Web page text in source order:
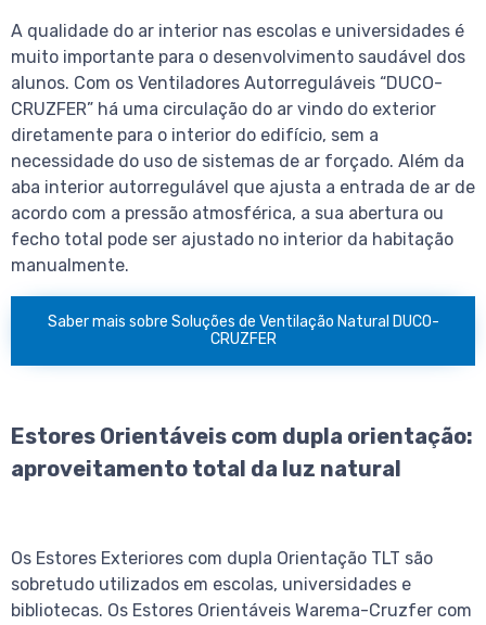
A qualidade do ar interior nas escolas e universidades é
muito importante para o desenvolvimento saudável dos
alunos. Com os Ventiladores Autorreguláveis “DUCO-
CRUZFER” há uma circulação do ar vindo do exterior
diretamente para o interior do edifício, sem a
necessidade do uso de sistemas de ar forçado. Além da
aba interior autorregulável que ajusta a entrada de ar de
acordo com a pressão atmosférica, a sua abertura ou
fecho total pode ser ajustado no interior da habitação
manualmente.
Saber mais sobre Soluções de Ventilação Natural DUCO-
CRUZFER
Estores Orientáveis com dupla orientação:
aproveitamento total da luz natural
Os Estores Exteriores com dupla Orientação TLT são
sobretudo utilizados em escolas, universidades e
bibliotecas. Os Estores Orientáveis Warema-Cruzfer com